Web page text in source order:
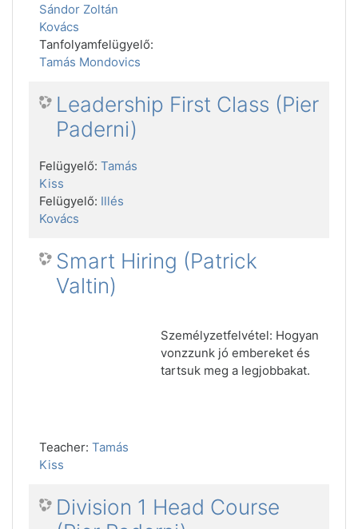
Sándor Zoltán
Kovács
Tanfolyamfelügyelő:
Tamás Mondovics
Leadership First Class (Pier
Paderni)
Felügyelő: Tamás
Kiss
Felügyelő: Illés
Kovács
Smart Hiring (Patrick
Valtin)
Személyzetfelvétel: Hogyan
vonzzunk jó embereket és
tartsuk meg a legjobbakat.
Teacher: Tamás
Kiss
Division 1 Head Course